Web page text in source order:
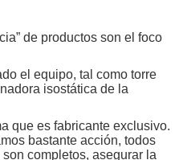
de productos son el foco
el equipo, tal como torre
isostática de la
que es fabricante exclusivo.
bastante acción, todos
completos, asegurar la